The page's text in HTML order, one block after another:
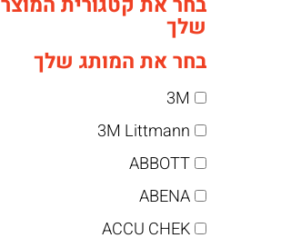
שלך
בחר את המותג שלך
3M
3M Littmann
ABBOTT
ABENA
ACCU CHEK